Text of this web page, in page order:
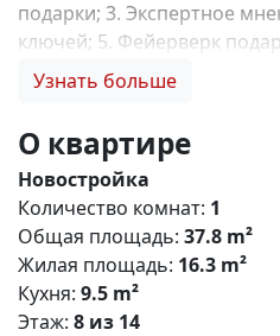
подарки; 3. Экспертное
ключей; 5. Фейерверк
от центра Симферополя,
для отдыха и пикников.
(салоны, магазины, кафе);
выбор планировок в
инфраструктура: 🍼
Супермаркет, магазины;
,базовая,IT- ипотека;
Узнать больше
О квартире
Новостройка
Количество комнат: 1
Общая площадь: 37.8 m²
Жилая площадь: 16.3 m²
Кухня: 9.5 m²
Этаж: 8 из 14